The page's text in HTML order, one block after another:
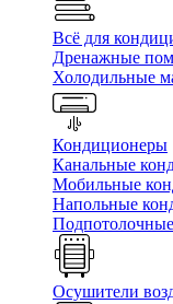
Всё для
Дренажные
Холодильные
Кондиционеры
Канальные
Мобильные
Напольные
Осушители